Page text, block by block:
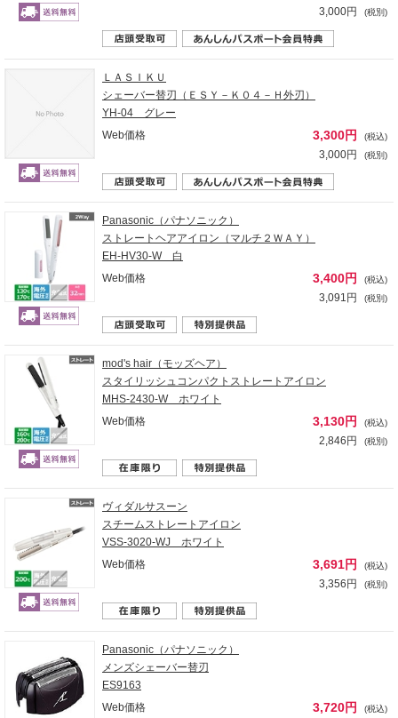
3,000円 (税別)
ＬＡＳＩＫＵ
シェーバー替刃（ＥＳＹ－Ｋ０４－Ｈ外刃）
YH-04 グレー
Web価格
3,300円 (税込)
3,000円 (税別)
Panasonic（パナソニック）
ストレートヘアアイロン（マルチ２ＷＡＹ）
EH-HV30-W 白
Web価格
3,400円 (税込)
3,091円 (税別)
mod's hair（モッズヘア）
スタイリッシュコンパクトストレートアイロン
MHS-2430-W ホワイト
Web価格
3,130円 (税込)
2,846円 (税別)
ヴィダルサスーン
スチームストレートアイロン
VSS-3020-WJ ホワイト
Web価格
3,691円 (税込)
3,356円 (税別)
Panasonic（パナソニック）
メンズシェーバー替刃
ES9163
Web価格
3,720円 (税込)